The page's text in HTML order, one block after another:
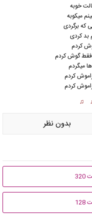
خوبه
نم میکوبه
که برگردی
بد کردی
کردم
گوش کردم
میگردم
کردم
کردم
♫
بدون نظر